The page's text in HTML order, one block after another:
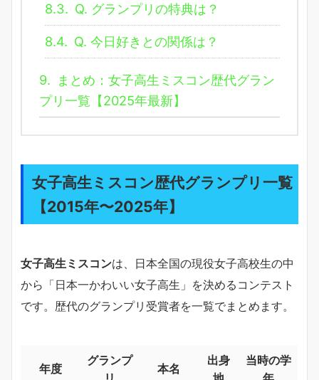
8.3. Q. グランプリの特典は？
8.4. Q. 今日好きとの関係は？
9.
まとめ：女子高生ミスコン歴代グラン
プリ一覧【2025年最新】
女子高生ミスコン歴代グランプリ一覧
【2015年〜2025年】
女子高生ミスコンは、日本全国の現役女子高校生の中
から「日本一かわいい女子高生」を決めるコンテスト
です。歴代のグランプリ受賞者を一覧でまとめます。
年度
グランプ
本名
出身
当時の学